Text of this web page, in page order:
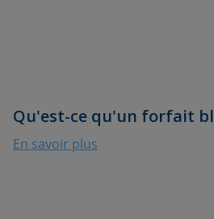
Qu'est-ce qu'un forfait
En savoir plus